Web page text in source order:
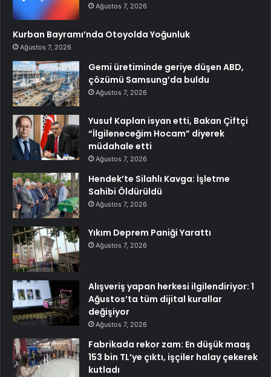
Ağustos 7, 2026
Kurban Bayramı’nda Otoyolda Yoğunluk
Ağustos 7, 2026
Gemi üretiminde geriye düşen ABD,
çözümü Samsung’da buldu
Ağustos 7, 2026
Yusuf Kaplan isyan etti, Bakan Çiftçi
“İlgileneceğim Hocam” diyerek
müdahale etti
Ağustos 7, 2026
Hendek’te Silahlı Kavga: İşletme
Sahibi Öldürüldü
Ağustos 7, 2026
Yıkım Deprem Paniği Yarattı
Ağustos 7, 2026
Alışveriş yapan herkesi ilgilendiriyor: 1
Ağustos’ta tüm dijital kurallar
değişiyor
Ağustos 7, 2026
Fabrikada rekor zam: En düşük maaş
153 bin TL’ye çıktı, işçiler halay çekerek
kutladı